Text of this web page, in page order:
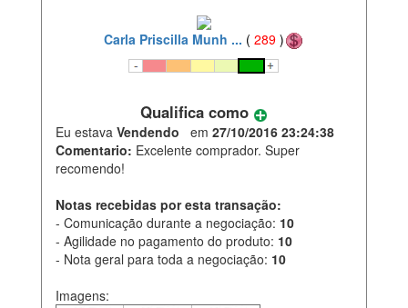
Carla Priscilla Munh ... ( 289 )
Qualifica como
Eu estava Vendendo em 27/10/2016 23:24:38
Comentario: Excelente comprador. Super
recomendo!
Notas recebidas por esta transação:
- Comunicação durante a negociação: 10
- Agilidade no pagamento do produto: 10
- Nota geral para toda a negociação: 10
Imagens: